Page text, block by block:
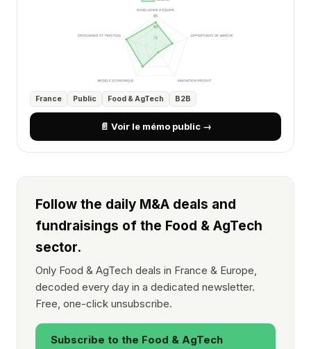
France Public Food & AgTech B2B
📄 Voir le mémo public →
Follow the daily M&A deals and
fundraisings of the Food & AgTech
sector.
Only Food & AgTech deals in France & Europe,
decoded every day in a dedicated newsletter.
Free, one-click unsubscribe.
Subscribe to the Food & AgTech